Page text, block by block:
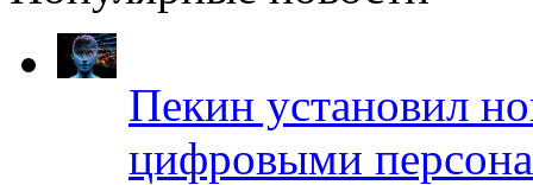
Пекин установил
цифровыми